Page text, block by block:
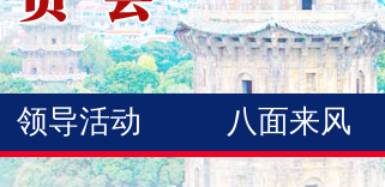
领导活动 八面来风